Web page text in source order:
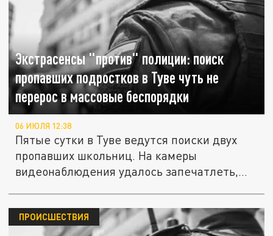
Экстрасенсы "против" полиции: поиск
пропавших подростков в Туве чуть не
перерос в массовые беспорядки
06 ИЮЛЯ 12:38
Пятые сутки в Туве ведутся поиски двух
пропавших школьниц. На камеры
видеонаблюдения удалось запечатлеть,
ПРОИСШЕСТВИЯ